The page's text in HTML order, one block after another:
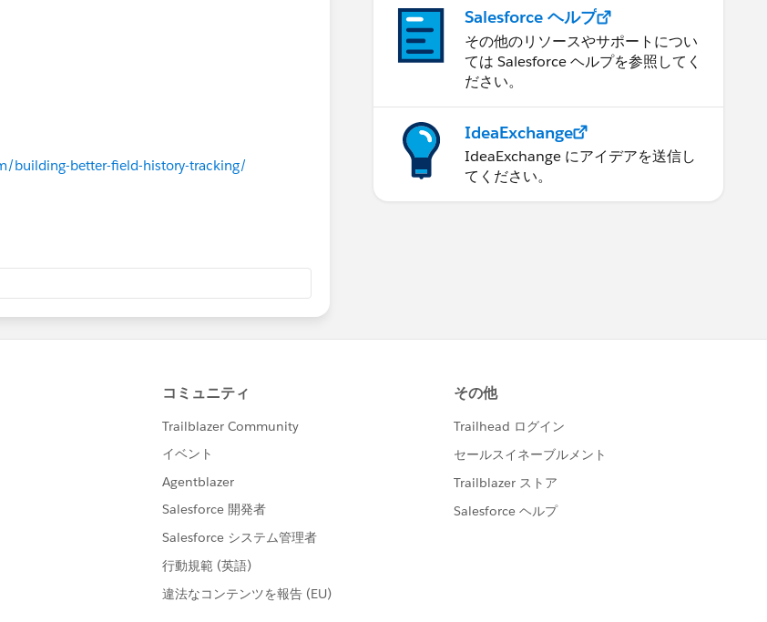
building-better-field-history-tracking/
Salesforce ヘルプ
その他のリソースやサポートについ
ては Salesforce ヘルプを参照してく
ださい。
IdeaExchange
IdeaExchange にアイデアを送信し
てください。